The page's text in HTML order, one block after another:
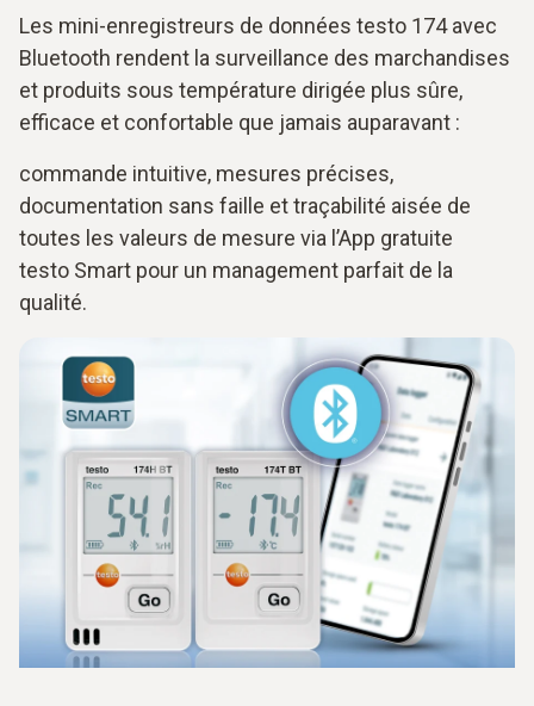
Les mini-enregistreurs de données testo 174 avec
Bluetooth rendent la surveillance des marchandises
et produits sous température dirigée plus sûre,
efficace et confortable que jamais auparavant :
commande intuitive, mesures précises,
documentation sans faille et traçabilité aisée de
toutes les valeurs de mesure via l’App gratuite
testo Smart pour un management parfait de la
qualité.